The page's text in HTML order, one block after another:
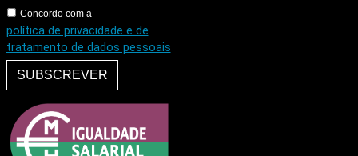
Concordo com a
política de privacidade e de
tratamento de dados pessoais
SUBSCREVER